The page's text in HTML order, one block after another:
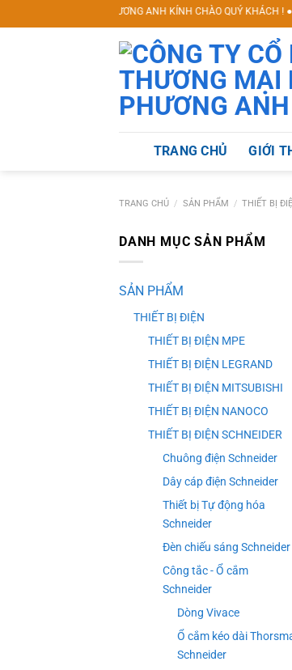
to
MẠI DVKT PHƯƠNG ANH KÍNH CHÀO QUÝ KHÁCH ! ●
TRANG CHỦ GIỚI
TRANG CHỦ / SẢN PHẨM / THIẾT BỊ
DANH MỤC SẢN PHẨM
SẢN PHẨM
THIẾT BỊ ĐIỆN
THIẾT BỊ ĐIỆN MPE
THIẾT BỊ ĐIỆN LEGRAND
THIẾT BỊ ĐIỆN MITSUBISHI
THIẾT BỊ ĐIỆN NANOCO
THIẾT BỊ ĐIỆN SCHNEIDER
Chuông điện Schneider
Dây cáp điện Schneider
Thiết bị Tự động hóa
Schneider
Đèn chiếu sáng Schneider
Công tắc - Ổ cắm
Schneider
Dòng Vivace
Ổ cắm kéo dài
Schneider